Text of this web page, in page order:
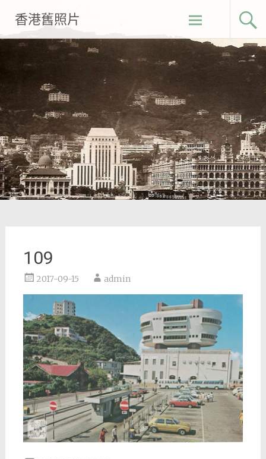
content
香港舊照片
109
2017-09-15 admin